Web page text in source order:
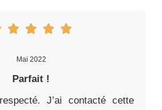
Mai 2022
Parfait !
J’ai contacté cette